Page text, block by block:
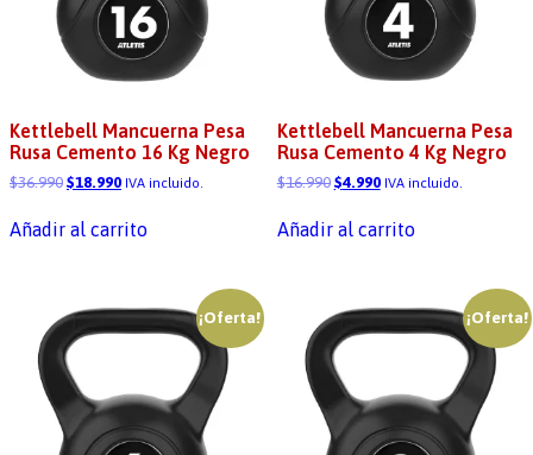
Kettlebell Mancuerna Pesa
Rusa Cemento 16 Kg Negro
$36.990$18.990 IVA incluido.
Añadir al carrito
Kettlebell Mancuerna Pesa
Rusa Cemento 4 Kg Negro
$16.990 $4.990 IVA incluido.
Añadir al carrito
¡Oferta! ¡Oferta!